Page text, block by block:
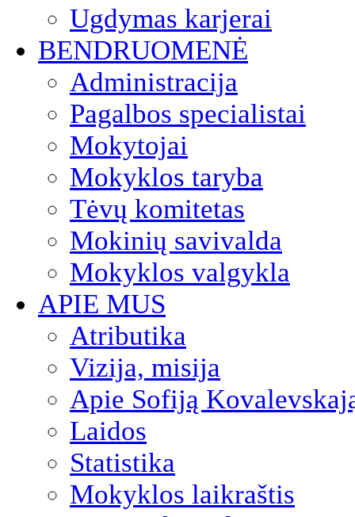
Ugdymas karjerai
BENDRUOMENĖ
Administracija
Pagalbos specialistai
Mokytojai
Mokyklos taryba
Tėvų komitetas
Mokinių savivalda
Mokyklos valgykla
APIE MUS
Atributika
Vizija, misija
Apie Sofiją
Laidos
Statistika
Mokyklos laikraštis